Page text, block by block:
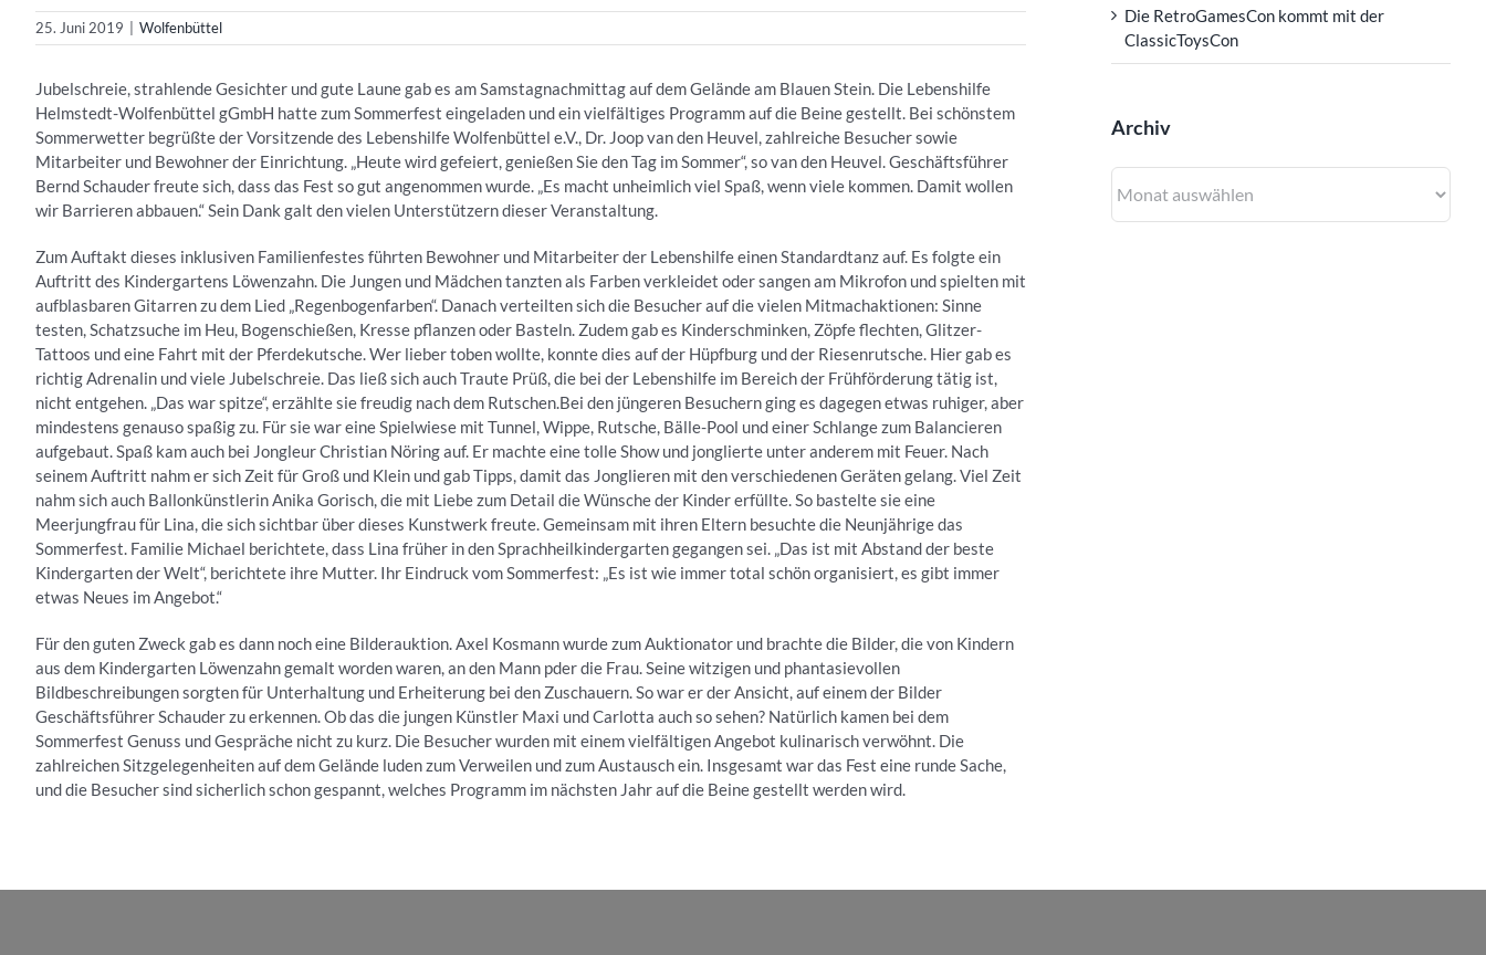
25. Juni 2019 Wolfenbüttel
Jubelschreie, strahlende Gesichter und gute Laune gab es am Samstagnachmittag auf dem Gelände am Blauen Stein. Die Lebenshilfe
Helmstedt-Wolfenbüttel gGmbH hatte zum Sommerfest eingeladen und ein vielfältiges Programm auf die Beine gestellt. Bei schönstem
Sommerwetter begrüßte der Vorsitzende des Lebenshilfe Wolfenbüttel e.V., Dr. Joop van den Heuvel, zahlreiche Besucher sowie
Mitarbeiter und Bewohner der Einrichtung. „Heute wird gefeiert, genießen Sie den Tag im Sommer“, so van den Heuvel. Geschäftsführer
Bernd Schauder freute sich, dass das Fest so gut angenommen wurde. „Es macht unheimlich viel Spaß, wenn viele kommen. Damit wollen
wir Barrieren abbauen.“ Sein Dank galt den vielen Unterstützern dieser Veranstaltung.
Zum Auftakt dieses inklusiven Familienfestes führten Bewohner und Mitarbeiter der Lebenshilfe einen Standardtanz auf. Es folgte ein
Auftritt des Kindergartens Löwenzahn. Die Jungen und Mädchen tanzten als Farben verkleidet oder sangen am Mikrofon und spielten mit
aufblasbaren Gitarren zu dem Lied „Regenbogenfarben“. Danach verteilten sich die Besucher auf die vielen Mitmachaktionen: Sinne
testen, Schatzsuche im Heu, Bogenschießen, Kresse pflanzen oder Basteln. Zudem gab es Kinderschminken, Zöpfe flechten, Glitzer-
Tattoos und eine Fahrt mit der Pferdekutsche. Wer lieber toben wollte, konnte dies auf der Hüpfburg und der Riesenrutsche. Hier gab es
richtig Adrenalin und viele Jubelschreie. Das ließ sich auch Traute Prüß, die bei der Lebenshilfe im Bereich der Frühförderung tätig ist,
nicht entgehen. „Das war spitze“, erzählte sie freudig nach dem Rutschen.Bei den jüngeren Besuchern ging es dagegen etwas ruhiger, aber
mindestens genauso spaßig zu. Für sie war eine Spielwiese mit Tunnel, Wippe, Rutsche, Bälle-Pool und einer Schlange zum Balancieren
aufgebaut. Spaß kam auch bei Jongleur Christian Nöring auf. Er machte eine tolle Show und jonglierte unter anderem mit Feuer. Nach
seinem Auftritt nahm er sich Zeit für Groß und Klein und gab Tipps, damit das Jonglieren mit den verschiedenen Geräten gelang. Viel Zeit
nahm sich auch Ballonkünstlerin Anika Gorisch, die mit Liebe zum Detail die Wünsche der Kinder erfüllte. So bastelte sie eine
Meerjungfrau für Lina, die sich sichtbar über dieses Kunstwerk freute. Gemeinsam mit ihren Eltern besuchte die Neunjährige das
Sommerfest. Familie Michael berichtete, dass Lina früher in den Sprachheilkindergarten gegangen sei. „Das ist mit Abstand der beste
Kindergarten der Welt“, berichtete ihre Mutter. Ihr Eindruck vom Sommerfest: „Es ist wie immer total schön organisiert, es gibt immer
etwas Neues im Angebot.“
Für den guten Zweck gab es dann noch eine Bilderauktion. Axel Kosmann wurde zum Auktionator und brachte die Bilder, die von Kindern
aus dem Kindergarten Löwenzahn gemalt worden waren, an den Mann pder die Frau. Seine witzigen und phantasievollen
Bildbeschreibungen sorgten für Unterhaltung und Erheiterung bei den Zuschauern. So war er der Ansicht, auf einem der Bilder
Geschäftsführer Schauder zu erkennen. Ob das die jungen Künstler Maxi und Carlotta auch so sehen? Natürlich kamen bei dem
Sommerfest Genuss und Gespräche nicht zu kurz. Die Besucher wurden mit einem vielfältigen Angebot kulinarisch verwöhnt. Die
zahlreichen Sitzgelegenheiten auf dem Gelände luden zum Verweilen und zum Austausch ein. Insgesamt war das Fest eine runde Sache,
und die Besucher sind sicherlich schon gespannt, welches Programm im nächsten Jahr auf die Beine gestellt werden wird.
Die RetroGamesCon kommt mit der
ClassicToysCon
Archiv